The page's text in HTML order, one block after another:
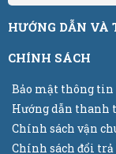
HƯỚNG DẪN VÀ
CHÍNH SÁCH
Bảo mật thông tin
Hướng dẫn thanh
Chính sách vận
Chính sách đổi trả